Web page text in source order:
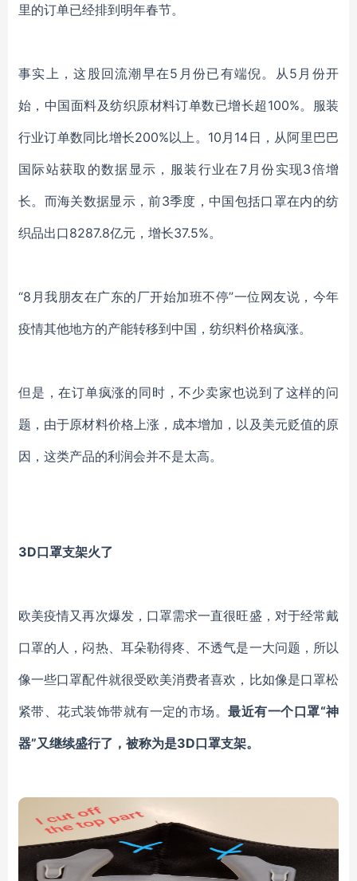
里的订单已经排到明年春节。
事实上，这股回流潮早在5月份已有端倪。 从5月份开
始，中国面料及纺织原材料订单数已增长超100%。服装
行业订单数同比增长200%以上。10月14日，从阿里巴巴
国际站获取的数据显示，服装行业在7月份实现3倍增
长。而海关数据显示，前3季度，中国包括口罩在内的纺
织品出口8287.8亿元，增长37.5%。
“8月我朋友在广东的厂开始加班不停”一位网友说，今年
疫情其他地方的产能转移到中国，纺织料价格疯涨。
但是，在订单疯涨的同时，不少卖家也说到了这样的问
题，由于原材料价格上涨，成本增加，以及美元贬值的原
因，这类产品的利润会并不是太高。
3D口罩支架火了
欧美疫情又再次爆发，口罩需求一直很旺盛，对于经常戴
口罩的人，闷热、耳朵勒得疼、不透气是一大问题，所以
像一些口罩配件就很受欧美消费者喜欢，比如像是口罩松
紧带、花式装饰带就有一定的市场。最近有一个口罩“神
器”又继续盛行了，被称为是3D口罩支架。